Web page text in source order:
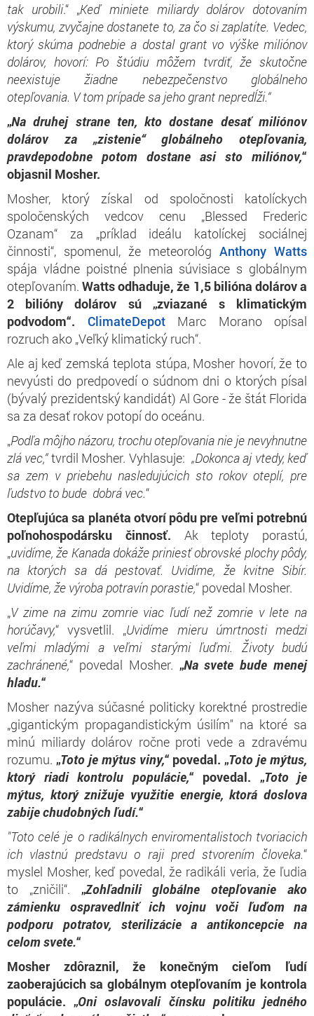
tak urobili.“ „Keď miniete miliardy dolárov dotovaním
výskumu, zvyčajne dostanete to, za čo si zaplatíte. Vedec,
ktorý skúma podnebie a dostal grant vo výške miliónov
dolárov, hovorí: Po štúdiu môžem tvrdiť, že skutočne
neexistuje žiadne nebezpečenstvo globálneho
otepľovania. V tom prípade sa jeho grant nepredĺži.“
„Na druhej strane ten, kto dostane desať miliónov
dolárov za „zistenie“ globálneho otepľovania,
pravdepodobne potom dostane asi sto miliónov,“
objasnil Mosher.
Mosher, ktorý získal od spoločnosti katolíckych
spoločenských vedcov cenu „Blessed Frederic
Ozanam“ za „príklad ideálu katolíckej sociálnej
činnosti“, spomenul, že meteorológ Anthony Watts
spája vládne poistné plnenia súvisiace s globálnym
otepľovaním.Watts odhaduje, že 1,5 bilióna dolárov a
2 bilióny dolárov sú „zviazané s klimatickým
podvodom“.
ClimateDepotMarc Morano opísal
rozruch ako „Veľký klimatický ruch“.
Ale aj keď zemská teplota stúpa, Mosher hovorí, že to
nevyústi do predpovedí o súdnom dni o ktorých písal
(bývalý prezidentský kandidát) Al Gore - že štát Florida
sa za desať rokov potopí do oceánu.
„Podľa môjho názoru, trochu otepľovania nie je nevyhnutne
zlá vec,“tvrdil Mosher. Vyhlasuje: „Dokonca aj vtedy, keď
sa zem v priebehu nasledujúcich sto rokov oteplí, pre
ľudstvo to bude dobrá vec.“
Otepľujúca sa planéta otvorí pôdu pre veľmi potrebnú
poľnohospodársku činnosť. Ak teploty porastú,
„uvidíme, že Kanada dokáže priniesť obrovské plochy pôdy,
na ktorých sa dá pestovať. Uvidíme, že kvitne Sibír.
Uvidíme, že výroba potravín porastie,“ povedal Mosher.
„V zime na zimu zomrie viac ľudí než zomrie v lete na
horúčavy,“ vysvetlil. „Uvidíme mieru úmrtnosti medzi
veľmi mladými a veľmi starými ľuďmi. Životy budú
zachránené,“ povedal Mosher. „Na svete bude menej
hladu.“
Mosher nazýva súčasné politicky korektné prostredie
„gigantickým propagandistickým úsilím" na ktoré sa
minú miliardy dolárov ročne proti vede a zdravému
rozumu. „Toto je mýtus viny,“ povedal. „Toto je mýtus,
ktorý riadi kontrolu populácie,“ povedal. „Toto je
mýtus, ktorý znižuje využitie energie, ktorá doslova
zabije chudobných ľudí.“
"Toto celé je o radikálnych enviromentalistoch tvoriacich
ich vlastnú predstavu o raji pred stvorením človeka.“
myslel Mosher, keď povedal, že radikáli veria, že ľudia
to „zničili“. „Zohľadnili globálne otepľovanie ako
zámienku ospravedlniť ich vojnu voči ľuďom na
podporu potratov, sterilizácie a antikoncepcie na
celom svete.“
Mosher zdôraznil, že konečným cieľom ľudí
zaoberajúcich sa globálnym otepľovaním je kontrola
populácie. „Oni oslavovali čínsku politiku jedného